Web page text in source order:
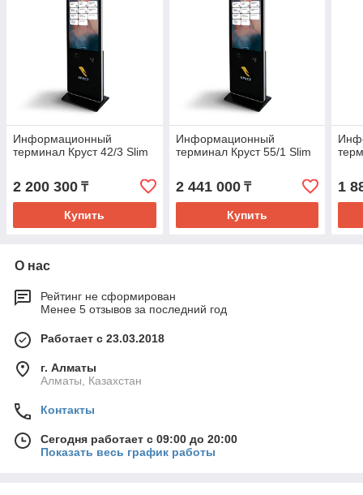
Информационный
терминал Круст 42/3 Slim
2 200 300 ₸
Купить
Информационный
терминал Круст 55/1 Slim
2 441 000₸
Купить
1
О нас
Рейтинг не сформирован
Менее 5 отзывов за последний год
Работает с 23.03.2018
г. Алматы
Алматы, Казахстан
Контакты
Сегодня работает с 09:00 до 20:00
Показать весь график работы